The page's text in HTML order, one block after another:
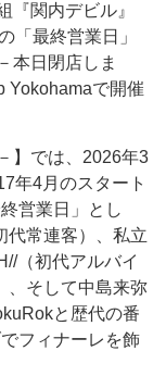
『関内デビル』
「最終営業日」
本日閉店しま
Yokohamaで開催
】では、2026年3
年4月のスタート
営業日」とし
代常連客）、私立
（初代アルバイ
、そして中島来弥
と歴代の番
フィナーレを飾